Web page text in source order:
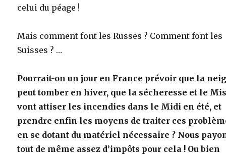
celui du péage !
Mais comment font les Russes ? Comment font les
Suisses ? …
Pourrait-on un jour en France prévoir que la
peut tomber en hiver, que la sécheresse et le
vont attiser les incendies dans le Midi en été, et
prendre enfin les moyens de traiter ces
en se dotant du matériel nécessaire ? Nous
tout de même assez d’impôts pour cela ! Ou bien